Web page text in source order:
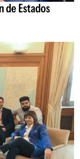
de Estados